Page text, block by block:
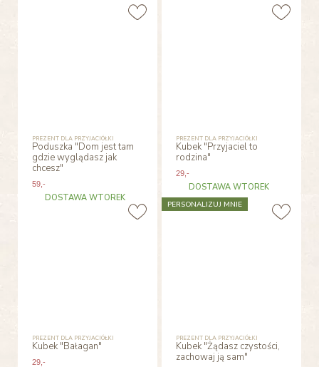
PREZENT DLA PRZYJACIÓŁKI
Poduszka "Dom jest tam
gdzie wyglądasz jak
chcesz"
59,-
DOSTAWA WTOREK
PREZENT DLA PRZYJACIÓŁKI
Kubek "Przyjaciel to
rodzina"
29 ,-
DOSTAWA WTOREK
PREZENT DLA PRZYJACIÓŁKI
Kubek "Bałagan"
29,-
PREZENT DLA PRZYJACIÓŁKI
Kubek "Żądasz czystości,
zachowaj ją sam"
PERSONALIZUJ MNIE